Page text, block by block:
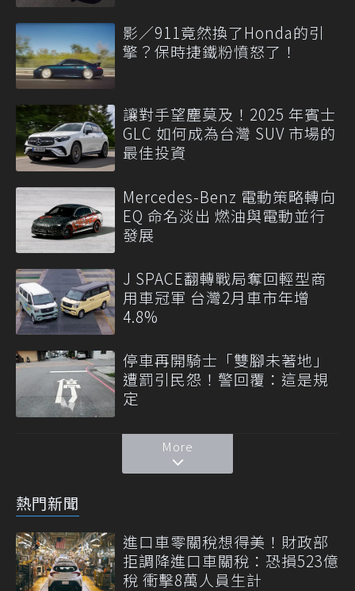
影／911竟然換了Honda的引
擎？保時捷鐵粉憤怒了！
讓對手望塵莫及！2025 年賓士
GLC 如何成為台灣 SUV 市場的
最佳投資
Mercedes-Benz 電動策略轉向
EQ 命名淡出 燃油與電動並行
發展
J SPACE翻轉戰局奪回輕型商
用車冠軍 台灣2月車市年增
4.8%
停車再開騎士「雙腳未著地」
遭罰引民怨！警回覆：這是規
定
More
熱門新聞
進口車零關稅想得美！財政部
拒調降進口車關稅：恐損523億
稅 衝擊8萬人員生計